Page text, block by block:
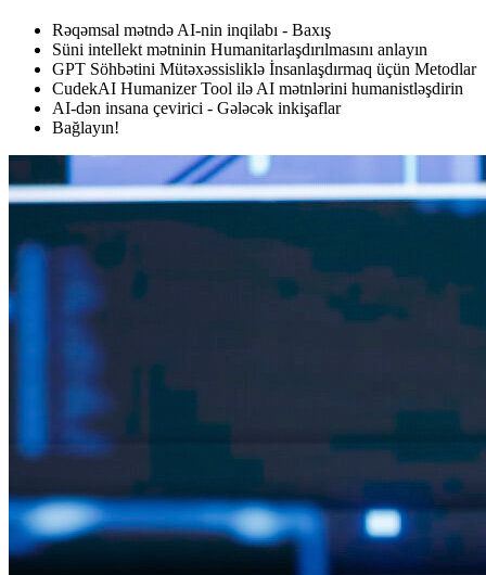
Rəqəmsal mətndə AI-nin inqilabı - Baxış
Süni intellekt mətninin Humanitarlaşdırılmasını anlayın
GPT Söhbətini Mütəxəssisliklə İnsanlaşdırmaq üçün Metodlar
CudekAI Humanizer Tool ilə AI mətnlərini humanistləşdirin
AI-dən insana çevirici - Gələcək inkişaflar
Bağlayın!